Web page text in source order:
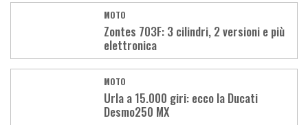
MOTO
Zontes 703F: 3 cilindri, 2 versioni e più
elettronica
MOTO
Urla a 15.000 giri: ecco la Ducati
Desmo250 MX